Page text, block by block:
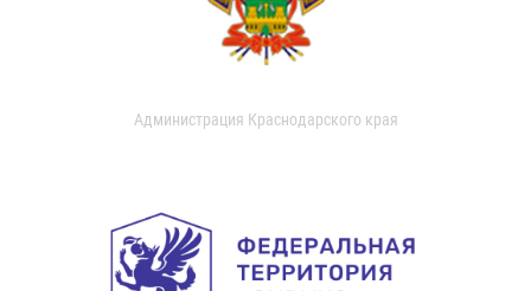
Администрация Краснодарского края